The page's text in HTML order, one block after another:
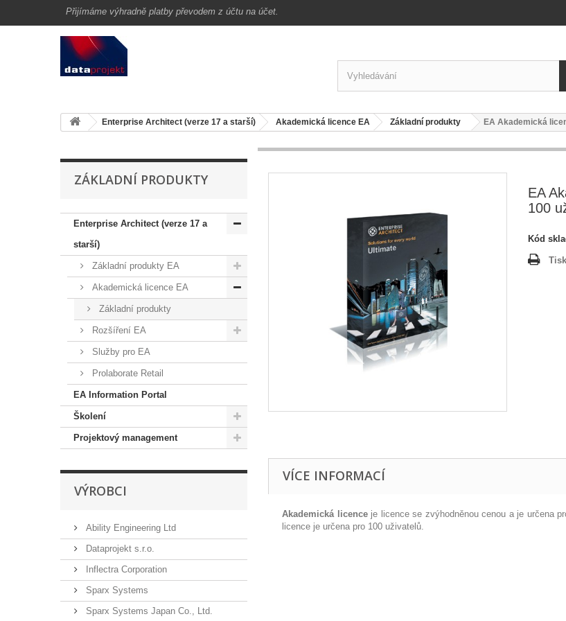
Přijímáme výhradně platby převodem z účtu na účet.
Enterprise Architect (verze 17 a starší) Akademická licence EA Základní produkty EA Akademická
ZÁKLADNÍ PRODUKTY
Enterprise Architect (verze 17 a
starší)
Základní produkty EA
Akademická licence EA
Základní produkty
Rozšíření EA
Služby pro EA
Prolaborate Retail
EA Information Portal
Školení
Projektový management
VÝROBCI
Ability Engineering Ltd
Dataprojekt s.r.o.
Inflectra Corporation
Sparx Systems
Sparx Systems Japan Co., Ltd.
EA
100
Kód
Tisk
VÍCE INFORMACÍ
Akademická licenceje licence se zvýhodněnou cenou a je určena
licence je určena pro 100 uživatelů.